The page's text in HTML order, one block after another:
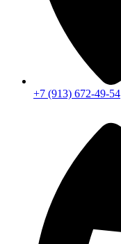
+7 (913) 672-49-54